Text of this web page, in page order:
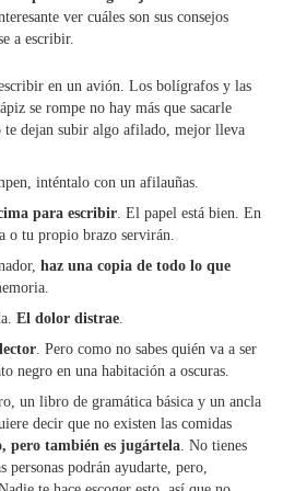
ver cuáles son sus consejos
a escribir.
en un avión. Los bolígrafos y las
se rompe no hay más que sacarle
te dejan subir algo afilado, mejor lleva
inténtalo con un afilauñas.
para escribir . El papel está bien. En
o tu propio brazo servirán.
haz una copia de todo lo que
El dolor distrae
. Pero como no sabes quién va a ser
negro en una habitación a oscuras.
un libro de gramática básica y un ancla
decir que no existen las comidas
pero también es jugártela . No tienes
personas podrán ayudarte, pero,